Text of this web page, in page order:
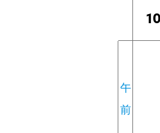
午
前